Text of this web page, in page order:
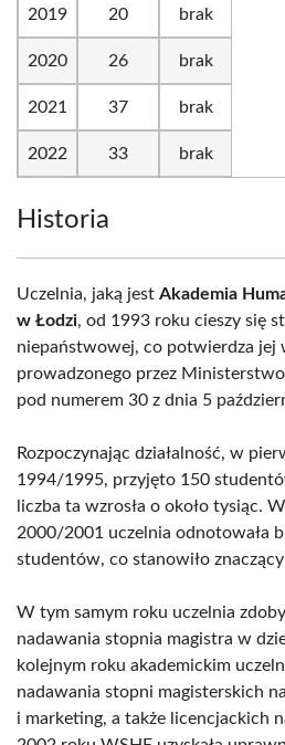
2019 20 brak
2020 26 brak
2021 37 brak
2022 33 brak
Historia
Uczelnia, jaką jest Akademia
w Łodzi, od 1993 roku cieszy się
niepaństwowej, co potwierdza jej
prowadzonego przez
pod numerem 30 z dnia 5
Rozpoczynając działalność, w
1994/1995, przyjęto 150
liczba ta wzrosła o około tysiąc.
2000/2001 uczelnia odnotowała
studentów, co stanowiło
W tym samym roku uczelnia
nadawania stopnia magistra w
kolejnym roku akademickim
nadawania stopni magisterskich
i marketing, a także licencjackich